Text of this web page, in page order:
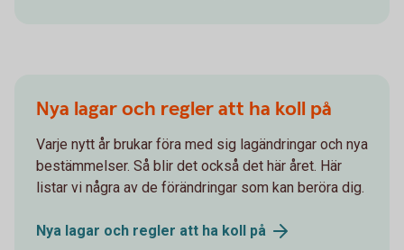
Nya lagar och regler att ha koll på
Varje nytt år brukar föra med sig lagändringar och nya
bestämmelser. Så blir det också det här året. Här
listar vi några av de förändringar som kan beröra dig.
Nya lagar och regler att ha koll på